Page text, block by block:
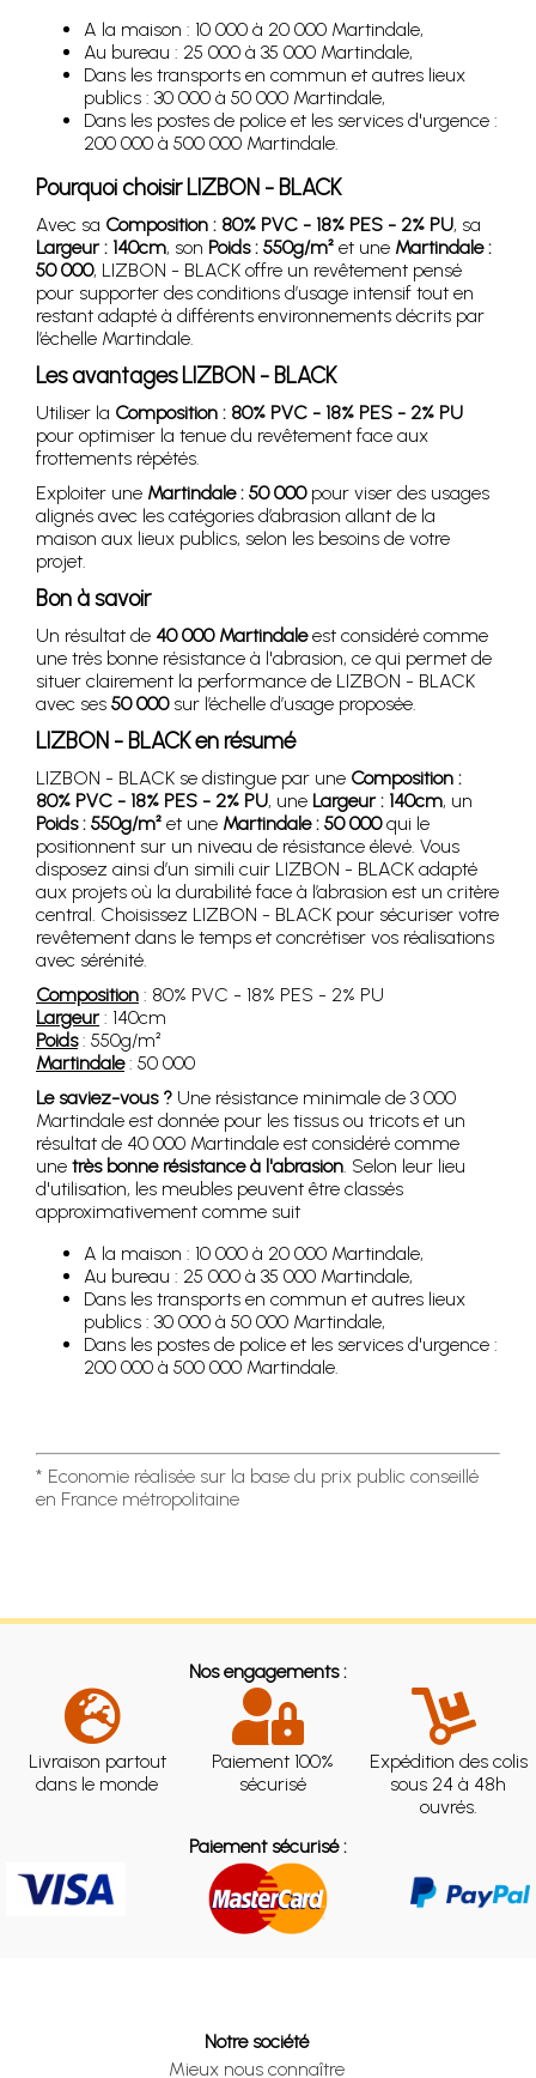
A la maison : 10 000 à 20 000 Martindale,
Au bureau : 25 000 à 35 000 Martindale,
Dans les transports en commun et autres lieux
publics : 30 000 à 50 000 Martindale,
Dans les postes de police et les services d'urgence :
200 000 à 500 000 Martindale.
Pourquoi choisir LIZBON - BLACK
Avec sa Composition : 80% PVC - 18% PES - 2% PU, sa
Largeur : 140cm, son Poids : 550g/m² et une Martindale :
50 000, LIZBON - BLACK offre un revêtement pensé
pour supporter des conditions d’usage intensif tout en
restant adapté à différents environnements décrits par
l’échelle Martindale.
Les avantages LIZBON - BLACK
Utiliser la Composition : 80% PVC - 18% PES - 2% PU
pour optimiser la tenue du revêtement face aux
frottements répétés.
Exploiter une Martindale : 50 000pour viser des usages
alignés avec les catégories d’abrasion allant de la
maison aux lieux publics, selon les besoins de votre
projet.
Bon à savoir
Un résultat de 40 000 Martindaleest considéré comme
une très bonne résistance à l'abrasion, ce qui permet de
situer clairement la performance de LIZBON - BLACK
avec ses 50 000sur l’échelle d’usage proposée.
LIZBON - BLACK en résumé
LIZBON - BLACK se distingue par une Composition :
80% PVC - 18% PES - 2% PU, une Largeur : 140cm, un
Poids : 550g/m² et une Martindale : 50 000qui le
positionnent sur un niveau de résistance élevé. Vous
disposez ainsi d’un simili cuir LIZBON - BLACK adapté
aux projets où la durabilité face à l’abrasion est un critère
central. Choisissez LIZBON - BLACK pour sécuriser votre
revêtement dans le temps et concrétiser vos réalisations
avec sérénité.
Composition : 80% PVC - 18% PES - 2% PU
Largeur: 140cm
Poids: 550g/m²
Martindale: 50 000
Le saviez-vous ? Une résistance minimale de 3 000
Martindale est donnée pour les tissus ou tricots et un
résultat de 40 000 Martindale est considéré comme
une très bonne résistance à l'abrasion . Selon leur lieu
d'utilisation, les meubles peuvent être classés
approximativement comme suit
A la maison : 10 000 à 20 000 Martindale,
Au bureau : 25 000 à 35 000 Martindale,
Dans les transports en commun et autres lieux
publics : 30 000 à 50 000 Martindale,
Dans les postes de police et les services d'urgence :
200 000 à 500 000 Martindale.
* Economie réalisée sur la base du prix public conseillé
en France métropolitaine
Nos engagements :
Livraison partout
dans le monde
Paiement 100%
sécurisé
Expédition des colis
sous 24 à 48h
ouvrés.
Paiement sécurisé :
Notre société
Mieux nous connaître